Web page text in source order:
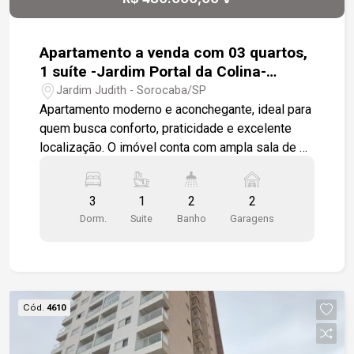
Apartamento a venda com 03 quartos,
1 suíte -Jardim Portal da Colina-
Sorocaba
Jardim Judith - Sorocaba/SP
Apartamento moderno e aconchegante, ideal para
quem busca conforto, praticidade e excelente
localização. O imóvel conta com ampla sala de 02
ótima iluminação natural e um espaço perfeito
para receber amigos e familiares. São 03
dormitórios modulados, sendo 01 suíte com
aproveitamento dos espaços. A cozinha é um
grande diferencial, equipada com armários
planejados, forno embutido, cooktop e coifa,
3
Dorm.
1
Suite
2
Banho
2
Garagens
Cód. 4610